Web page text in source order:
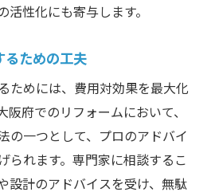
性化にも寄与します。
るための工夫
ためには、費用対効果を最大化
府でのリフォームにおいて、
の一つとして、プロのアドバイ
られます。専門家に相談するこ
設計のアドバイスを受け、無駄